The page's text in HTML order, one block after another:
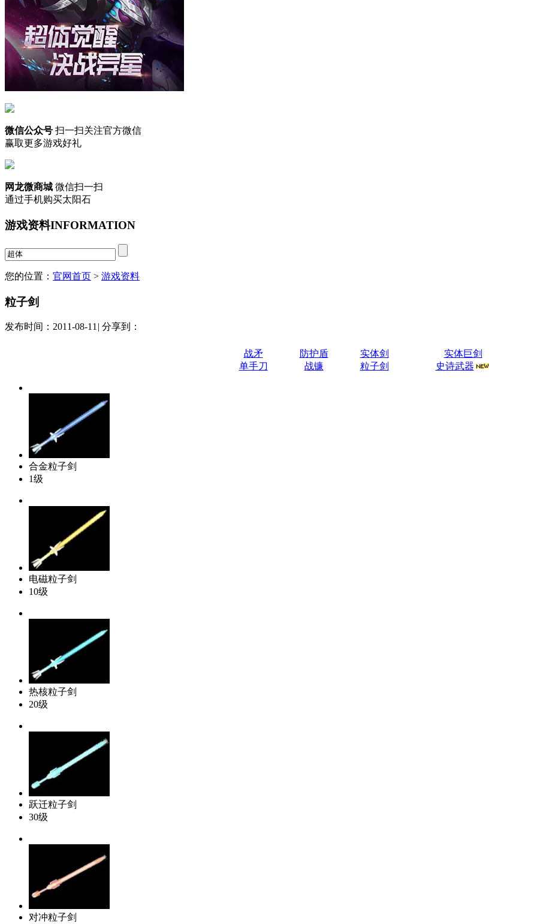
微信公众号 扫一扫关注官方微信
赢取更多游戏好礼
网龙微商城 微信扫一扫
通过手机购买太阳石
游戏资料INFORMATION
您的位置： 官网首页 > 游戏资料
粒子剑
发布时间：2011-08-11 | 分享到：
战矛 防护盾 实体剑
实体巨剑
单手刀
战镰 粒子剑 史诗武器
合金粒子剑
1级
电磁粒子剑
10级
热核粒子剑
20级
跃迁粒子剑
30级
对冲粒子剑